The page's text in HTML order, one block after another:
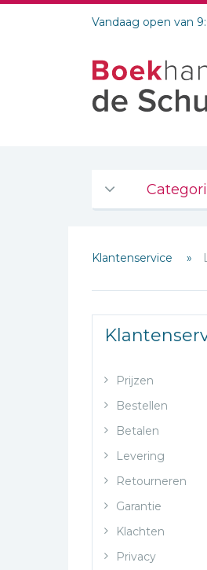
Vandaag open van
De Bijbel
Bijbelse
Bijbelse
Bijbelstudie
Languages
Bijbelstudie
Geloof,
kerken
Christelijke
Christelijke
Eten en koken
Klantenservice
Prijzen
Bestellen
Betalen
Levering
Retourneren
Garantie
Klachten
Privacy